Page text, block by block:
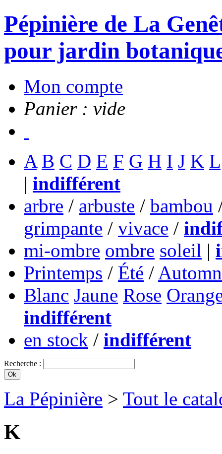
Pépinière de La
pour jardin
Mon compte
Panier : vide
A B C D E F G H I J K L
| indifférent
arbre / arbuste / bambou
grimpante / vivace /
mi-ombre ombre soleil |
Printemps / Été /
Blanc Jaune Rose
indifférent
en stock / indifférent
Recherche :
La Pépinière > Tout le
K